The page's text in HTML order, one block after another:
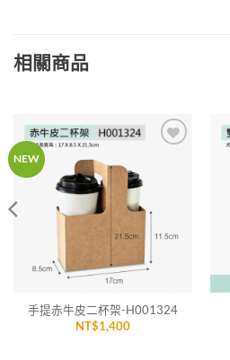
相關商品
NEW
手提赤牛皮二杯架-H001324
NT$1,400